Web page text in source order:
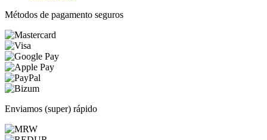
Métodos de pagamento seguros
Enviamos (super) rápido